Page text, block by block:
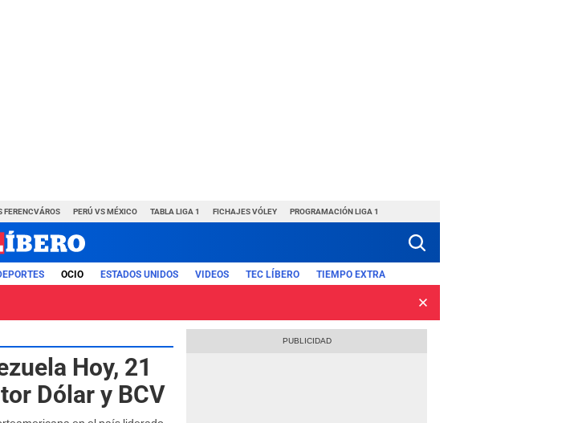
FERENCVÁROS PERÚ VS MÉXICO TABLA LIGA 1 FICHAJES VÓLEY PROGRAMACIÓN LIGA 1
OCIO ESTADOS UNIDOS VIDEOS TEC LÍBERO TIEMPO EXTRA
Hoy, 21
Dólar y BCV